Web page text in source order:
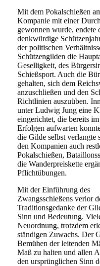
Mit dem Pokalschießen
Kompanie mit einer
gewonnen wurde, endete
denkwürdige
der politischen
Schützengilden die
Geselligkeit, des
Schießsport. Auch die
gehalten, sich dem
anzuschließen und den
Richtlinien auszuüben.
unter Ludwig Jung eine
eingerichtet, die bereits
Erfolgen aufwarten
die Gilde selbst verlangte
den Kompanien auch
Pokalschießen,
die Wanderpreiskette
Pflichtübungen.
Mit der Einführung des
Zwangsschießens verlor
Traditionsgedanke der
Sinn und Bedeutung.
Neuordnung, trotzdem
ständigen Zuwachs. Der
Bemühen der leitenden
Maß zu halten und allen
den ursprünglichen Sinn